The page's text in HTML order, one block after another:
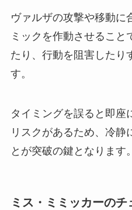
ヴァルザの攻撃や移動に
ミックを作動させること
たり、行動を阻害したり
す。
タイミングを誤ると即座
リスクがあるため、冷静
とが突破の鍵となります。
ミス・ミミッカーの